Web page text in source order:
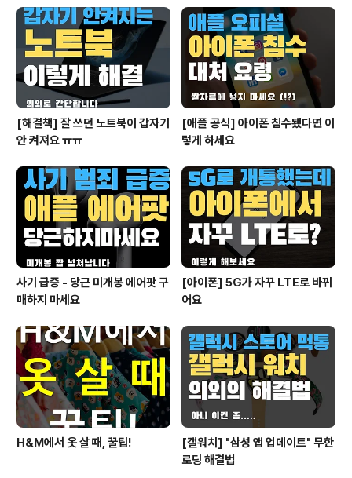
래로 쭉 내려보면 '회원탈퇴'라는 메뉴가 보일 겁니다. 이제
'회원탈퇴'를 누릅니다! 그러면 현재 보유한 포인트와 쿠폰
안내가 나옵니다. 저는 2700점이 있었는데, 그러거나 말
거나 그냥 탈퇴로 진행했습니다..
[해결책] 잘 쓰던 노트북이 갑자기
안 켜져요 ㅠㅠ
[애플 공식] 아이폰 침수됐다면 이
렇게 하세요
사기 급증 - 당근 미개봉 에어팟 구
매하지 마세요
[아이폰] 5G가 자꾸 LTE로 바뀌
어요
H&M에서 옷 살 때, 꿀팁!
[갤워치] "삼성 앱 업데이트" 무한
로딩 해결법